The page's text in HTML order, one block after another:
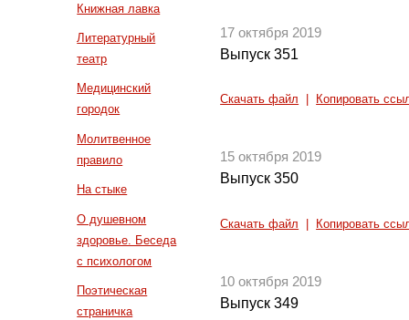
Книжная лавка
Литературный
театр
Медицинский
городок
Молитвенное
правило
На стыке
О душевном
здоровье. Беседа
с психологом
Поэтическая
страничка
17 октября 2019
Выпуск 351
Скачать файл Копировать
15 октября 2019
Выпуск 350
Скачать файл Копировать
10 октября 2019
Выпуск 349